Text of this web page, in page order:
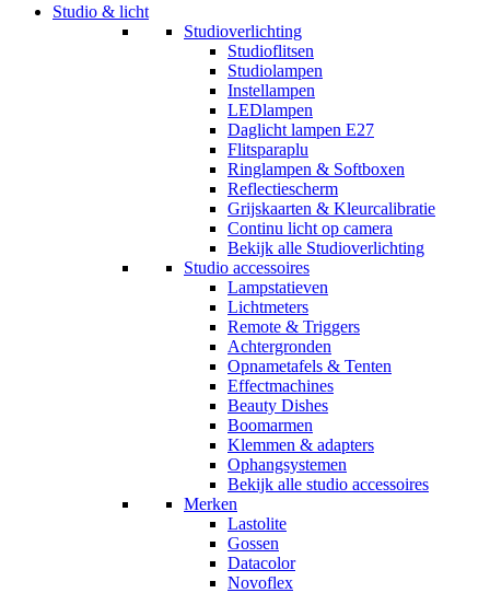
Studio & licht
Studioverlichting
Studioflitsen
Studiolampen
Instellampen
LEDlampen
Daglicht lampen E27
Flitsparaplu
Ringlampen & Softboxen
Reflectiescherm
Grijskaarten & Kleurcalibratie
Continu licht op camera
Bekijk alle Studioverlichting
Studio accessoires
Lampstatieven
Lichtmeters
Remote & Triggers
Achtergronden
Opnametafels & Tenten
Effectmachines
Beauty Dishes
Boomarmen
Klemmen & adapters
Ophangsystemen
Bekijk alle studio accessoires
Merken
Lastolite
Gossen
Datacolor
Novoflex